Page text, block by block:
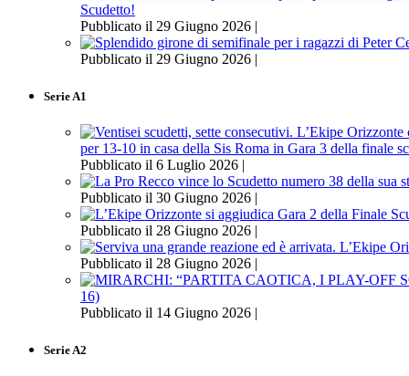
Scudetto!
Pubblicato il 29 Giugno 2026 |
Pubblicato il 29 Giugno 2026 |
Serie A1
per 13-10 in casa della Sis Roma in Gara 3 della finale
Pubblicato il 6 Luglio 2026 |
Pubblicato il 30 Giugno 2026 |
Pubblicato il 28 Giugno 2026 |
Pubblicato il 28 Giugno 2026 |
16)
Pubblicato il 14 Giugno 2026 |
Serie A2